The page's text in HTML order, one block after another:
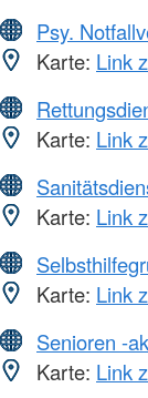
Psy.
Karte: Link
Karte: Link
Karte: Link
Karte: Link
Senioren -
Karte: Link